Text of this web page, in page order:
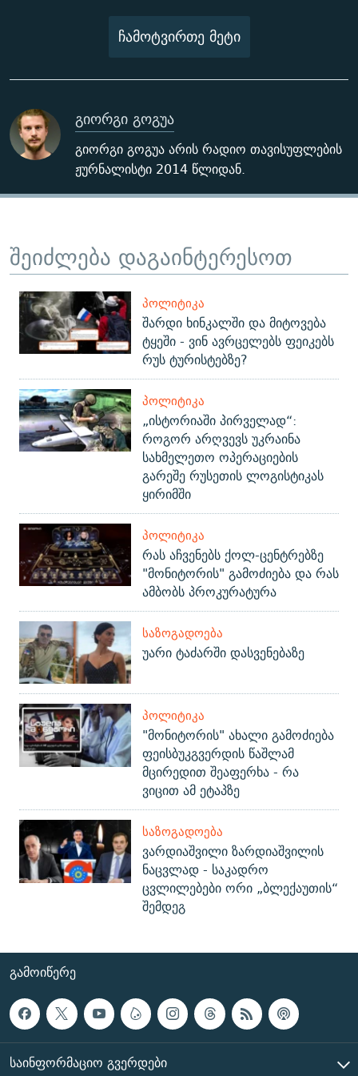
ჩამოტვირთე მეტი
გიორგი გოგუა
გიორგი გოგუა არის რადიო თავისუფლების
ჟურნალისტი 2014 წლიდან.
შეიძლება დაგაინტერესოთ
ᲞᲝᲚᲘᲢᲘᲙᲐ
შარდი ხინკალში და მიტოვება
ტყეში - ვინ ავრცელებს ფეიკებს
რუს ტურისტებზე?
ᲞᲝᲚᲘᲢᲘᲙᲐ
„ისტორიაში პირველად“:
როგორ არღვევს უკრაინა
სახმელეთო ოპერაციების
გარეშე რუსეთის ლოგისტიკას
ყირიმში
ᲞᲝᲚᲘᲢᲘᲙᲐ
რას აჩვენებს ქოლ-ცენტრებზე
"მონიტორის" გამოძიება და რას
ამბობს პროკურატურა
ᲡᲐᲖᲝᲒᲐᲓᲝᲔᲑᲐ
უარი ტაძარში დასვენებაზე
ᲞᲝᲚᲘᲢᲘᲙᲐ
"მონიტორის" ახალი გამოძიება
ფეისბუკგვერდის წაშლამ
მცირედით შეაფერხა - რა
ვიცით ამ ეტაპზე
ᲡᲐᲖᲝᲒᲐᲓᲝᲔᲑᲐ
ვარდიაშვილი ზარდიაშვილის
ნაცვლად - საკადრო
ცვლილებები ორი „ბლექაუთის“
შემდეგ
ᲒᲐᲛᲝᲘᲬᲔᲠᲔ
ᲡᲐᲘᲜᲤᲝᲠᲛᲐᲪᲘᲝ ᲒᲕᲔᲠᲓᲔᲑᲘ